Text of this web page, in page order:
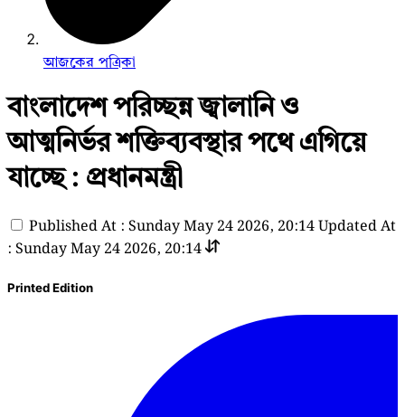
আজকের পত্রিকা
বাংলাদেশ পরিচ্ছন্ন জ্বালানি ও
আত্মনির্ভর শক্তিব্যবস্থার পথে এগিয়ে
যাচ্ছে : প্রধানমন্ত্রী
Published At : Sunday May 24 2026, 20:14Updated At
: Sunday May 24 2026, 20:14
Printed Edition